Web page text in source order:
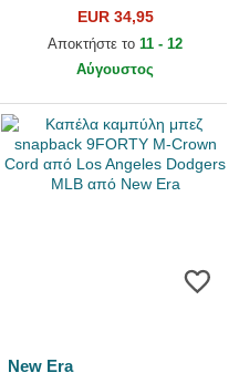
Structured Square Bill από
Los Angeles Dodgers MLB...
EUR 34,95
Αποκτήστε το 11 - 12
Αύγουστος
New Era